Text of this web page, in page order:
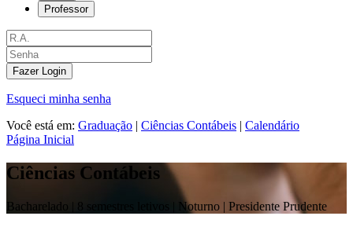
Professor
Fazer Login
Esqueci minha senha
Você está em: Graduação | Ciências Contábeis | Calendário
Página Inicial
Ciências Contábeis
Bacharelado | 8 semestres letivos | Noturno | Presidente Prudente